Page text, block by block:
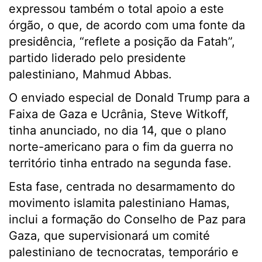
expressou também o total apoio a este
órgão, o que, de acordo com uma fonte da
presidência, “reflete a posição da Fatah”,
partido liderado pelo presidente
palestiniano, Mahmud Abbas.
O enviado especial de Donald Trump para a
Faixa de Gaza e Ucrânia, Steve Witkoff,
tinha anunciado, no dia 14, que o plano
norte-americano para o fim da guerra no
território tinha entrado na segunda fase.
Esta fase, centrada no desarmamento do
movimento islamita palestiniano Hamas,
inclui a formação do Conselho de Paz para
Gaza, que supervisionará um comité
palestiniano de tecnocratas, temporário e